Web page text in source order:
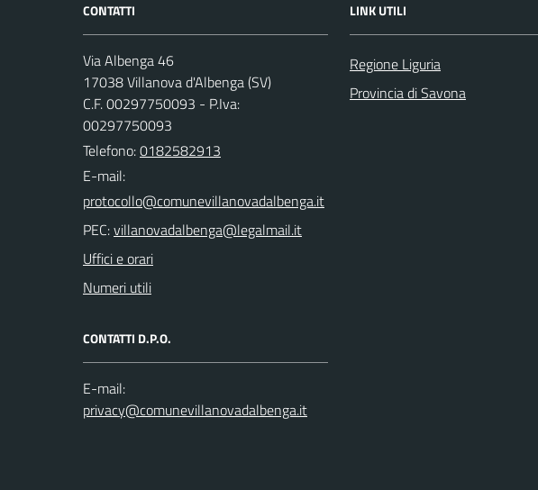
CONTATTI
Via Albenga 46
17038 Villanova d'Albenga (SV)
C.F. 00297750093 - P.Iva:
00297750093
Telefono:0182582913
E-mail:
PEC:
Uffici e orari
Numeri utili
CONTATTI D.P.O.
E-mail:
LINK UTILI
Regione Liguria
Provincia di Savona